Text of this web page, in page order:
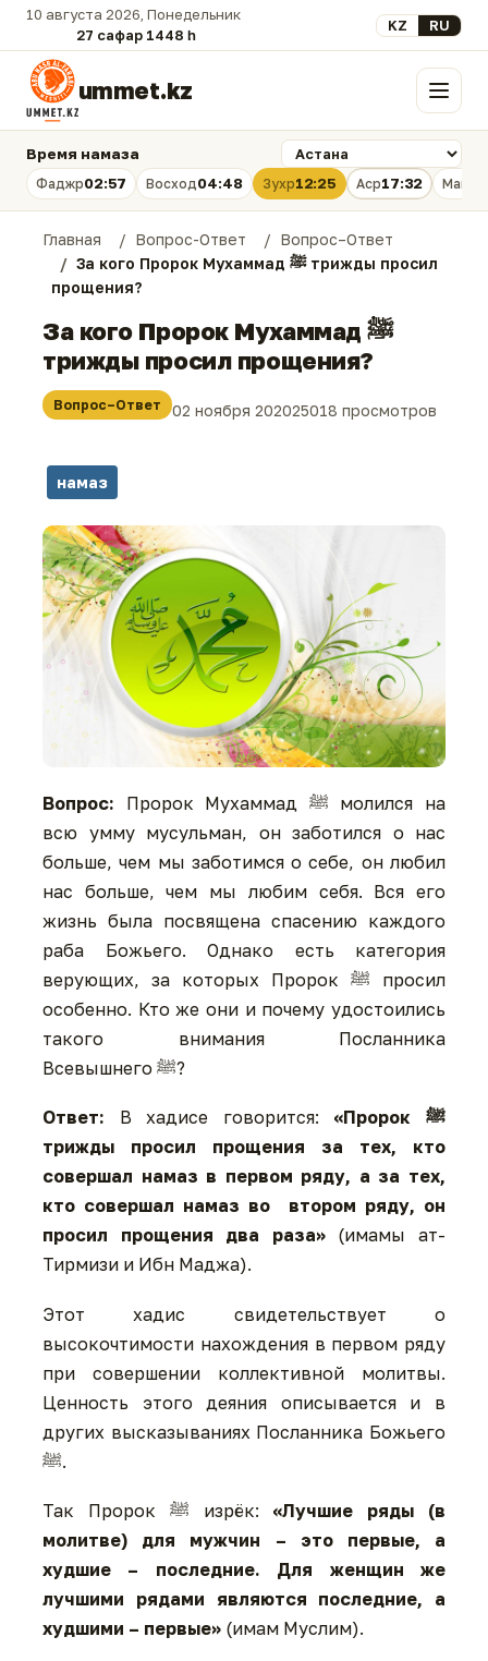
10 августа 2026, Понедельник
27 сафар 1448 һ.
Выберите язык
KZ RU
ummet.kz Меню
Время намаза
Фаджр02:57 Восход04:48 Зухр12:25 Аср17:32
Главная Вопрос-Ответ
Вопрос–Ответ
За кого Пророк Мухаммад ﷺ трижды просил
прощения?
За кого Пророк Мухаммад ﷺ
трижды просил прощения?
Вопрос–Ответ 02 ноября 202025018 просмотров
намаз
Вопрос: Пророк Мухаммад ﷺ молился на
всю умму мусульман, он заботился о нас
больше, чем мы заботимся о себе, он любил
нас больше, чем мы любим себя. Вся его
жизнь была посвящена спасению каждого
раба Божьего. Однако есть категория
верующих, за которых Пророк ﷺ просил
особенно. Кто же они и почему удостоились
такого внимания Посланника
Всевышнего ﷺ?
Ответ: В хадисе говорится: «Пророк ﷺ
трижды просил прощения за тех, кто
совершал намаз в первом ряду, а за тех,
кто совершал намаз во втором ряду, он
просил прощения два раза»(имамы ат-
Тирмизи и Ибн Маджа).
Этот хадис свидетельствует о
высокочтимости нахождения в первом ряду
при совершении коллективной молитвы.
Ценность этого деяния описывается и в
других высказываниях Посланника Божьего
ﷺ.
Так Пророк ﷺ изрёк: «Лучшие ряды (в
молитве) для мужчин – это первые, а
худшие – последние. Для женщин же
лучшими рядами являются последние, а
худшими – первые» (имам Муслим).